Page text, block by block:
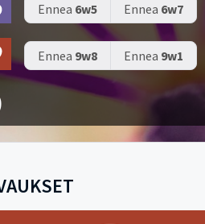
Ennea 6w5 Ennea 6w7
Ennea 9w8 Ennea 9w1